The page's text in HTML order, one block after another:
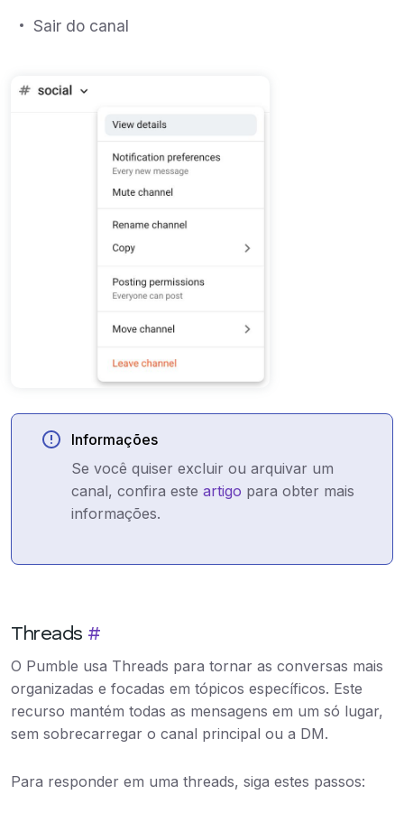
Sair do canal
Informações
Se você quiser excluir ou arquivar um
canal, confira este artigo para obter mais
informações.
Threads #
O Pumble usa Threads para tornar as conversas mais
organizadas e focadas em tópicos específicos. Este
recurso mantém todas as mensagens em um só lugar,
sem sobrecarregar o canal principal ou a DM.
Para responder em uma threads, siga estes passos: